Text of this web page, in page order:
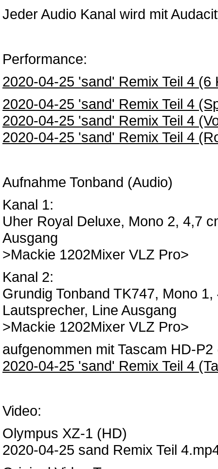
Jeder Audio Kanal wird mit
Performance:
2020-04-25 'sand' Remix Teil 4 (6
2020-04-25 'sand' Remix Teil 4
2020-04-25 'sand' Remix Teil 4
2020-04-25 'sand' Remix Teil 4
Aufnahme Tonband (Audio)
Kanal 1:
Uher Royal Deluxe, Mono 2, 4,7
Ausgang
>Mackie 1202Mixer VLZ Pro>
Kanal 2:
Grundig Tonband TK747, Mono
Lautsprecher, Line Ausgang
>Mackie 1202Mixer VLZ Pro>
aufgenommen mit Tascam HD-
2020-04-25 'sand' Remix Teil 4
Video:
Olympus XZ-1 (HD)
2020-04-25 sand Remix Teil